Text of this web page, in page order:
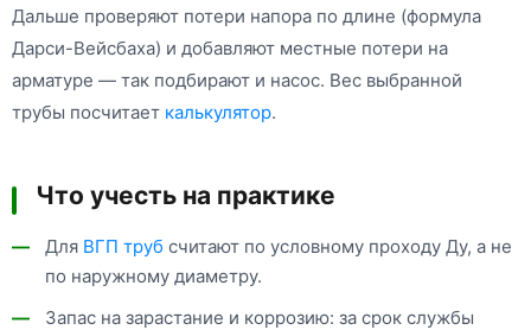
Дальше проверяют потери напора по длине (формула
Дарси-Вейсбаха) и добавляют местные потери на
арматуре — так подбирают и насос. Вес выбранной
трубы посчитает калькулятор.
Что учесть на практике
Для ВГП труб считают по условному проходу Ду, а не
по наружному диаметру.
Запас на зарастание и коррозию: за срок службы